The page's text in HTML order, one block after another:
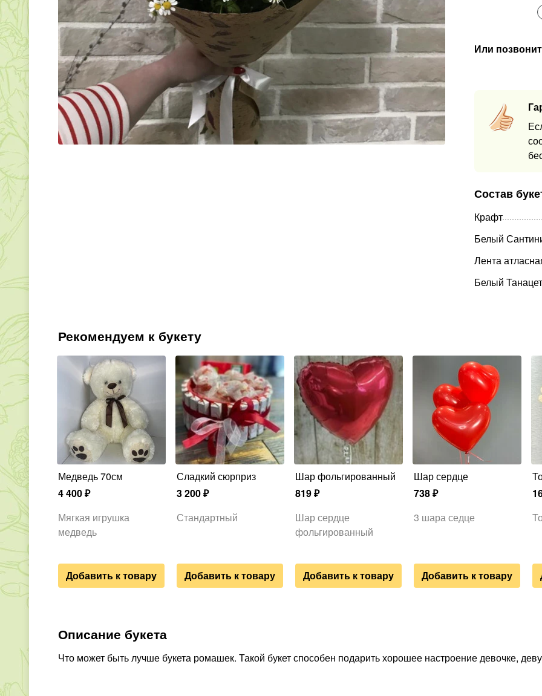
Или
Состав
Крафт
Белый
Лента
Белый
Рекомендуем к букету
Медведь 70см
4 400₽
Мягкая игрушка
медведь
Добавить к товару
Сладкий сюрприз
3 200₽
Стандартный
Добавить к товару
Шар фольгированный
819₽
Шар сердце
фольгированный
Добавить к товару
Шар сердце
738₽
3 шара седце
Добавить к товару
Описание букета
Что может быть лучше букета ромашек. Такой букет способен подарить хорошее настроение девочке,